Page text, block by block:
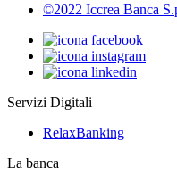
©2022 Iccrea Banca
Servizi Digitali
RelaxBanking
La banca